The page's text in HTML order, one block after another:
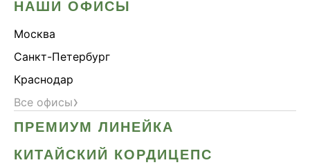
НАШИ ОФИСЫ
Москва
Санкт-Петербург
Краснодар
Все офисы›
ПРЕМИУМ ЛИНЕЙКА
КИТАЙСКИЙ КОРДИЦЕПС